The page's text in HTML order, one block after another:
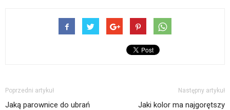
Poprzedni artykuł
Jaką parownice do ubrań
Następny artykuł
Jaki kolor ma najgorętszy